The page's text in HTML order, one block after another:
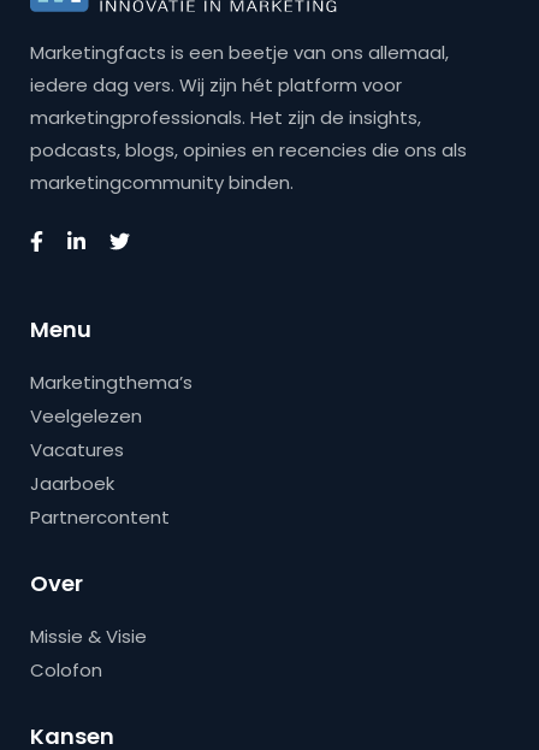
Marketingfacts is een beetje van ons allemaal,
iedere dag vers. Wij zijn hét platform voor
marketingprofessionals. Het zijn de insights,
podcasts, blogs, opinies en recencies die ons als
marketingcommunity binden.
Menu
Marketingthema’s
Veelgelezen
Vacatures
Jaarboek
Partnercontent
Over
Missie & Visie
Colofon
Kansen